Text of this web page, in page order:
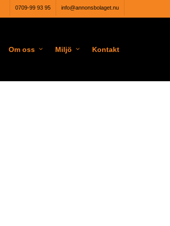
0709-99 93 95 info@annonsbolaget.nu
Om oss Miljö Kontakt